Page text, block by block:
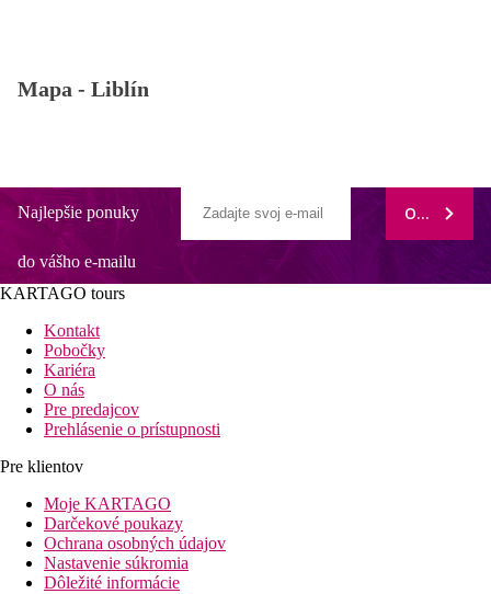
Mapa - Liblín
Najlepšie ponuky
do vášho e-mailu
ODOBERAŤ
KARTAGO tours
Kontakt
Pobočky
Kariéra
O nás
Pre predajcov
Prehlásenie o prístupnosti
Pre klientov
Moje KARTAGO
Darčekové poukazy
Ochrana osobných údajov
Nastavenie súkromia
Dôležité informácie